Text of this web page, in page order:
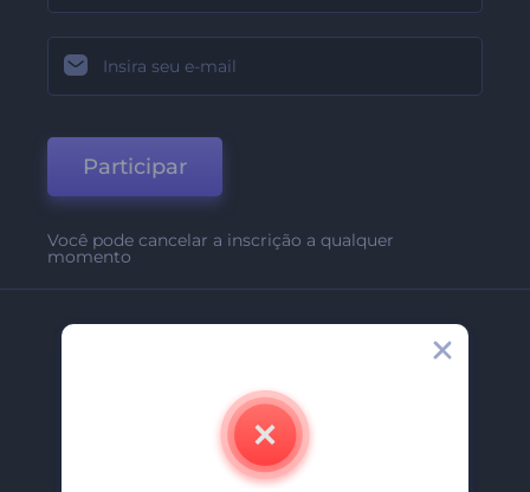
Participar
Você pode cancelar a inscrição a qualquer
momento
Contate-Nos
Carreiras